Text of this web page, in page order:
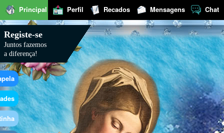
Principal Perfil Recados Mensagens Chat
Registe-se
Juntos fazemos
a diferença!